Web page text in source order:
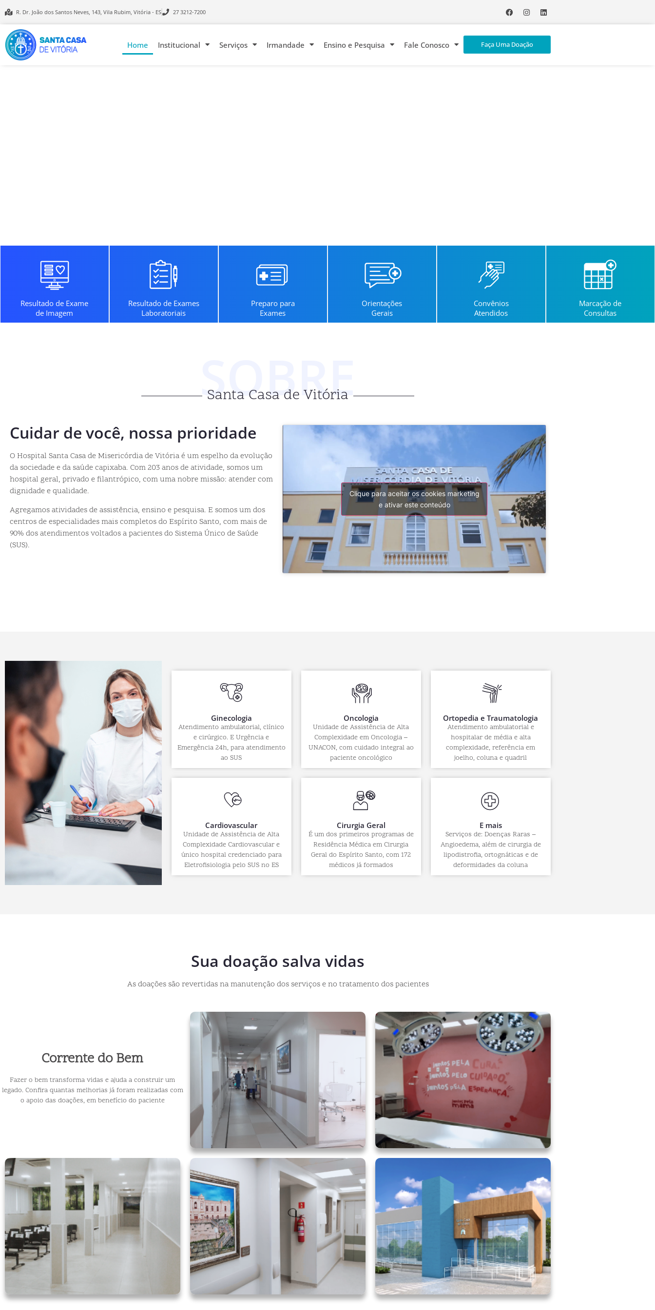
R. Dr. João dos Santos Neves, 143, Vila Rubim, Vitória - ES 27 3212-7200
Home Institucional Serviços Irmandade Ensino e Pesquisa Fale Conosco Faça Uma Doação
Resultado de Exame
de Imagem
Resultado de Exames
Laboratoriais
Preparo para
Exames
Orientações
Gerais
Convênios
Atendidos
Marcação de
Consultas
SOBRE
Santa Casa de Vitória
Cuidar de você, nossa prioridade
O Hospital Santa Casa de Misericórdia de Vitória é um espelho da evolução
da sociedade e da saúde capixaba. Com 203 anos de atividade, somos um
hospital geral, privado e filantrópico, com uma nobre missão: atender com
dignidade e qualidade.
Agregamos atividades de assistência, ensino e pesquisa. E somos um dos
centros de especialidades mais completos do Espírito Santo, com mais de
90% dos atendimentos voltados a pacientes do Sistema Único de Saúde
(SUS).
Clique para aceitar os cookies marketing
e ativar este conteúdo
Ginecologia
Atendimento ambulatorial, clínico
e cirúrgico. E Urgência e
Emergência 24h, para atendimento
ao SUS
Oncologia
Unidade de Assistência de Alta
Complexidade em Oncologia –
UNACON, com cuidado integral ao
paciente oncológico
Ortopedia e Traumatologia
Atendimento ambulatorial e
hospitalar de média e alta
complexidade, referência em
joelho, coluna e quadril
Cardiovascular
Unidade de Assistência de Alta
Complexidade Cardiovascular e
único hospital credenciado para
Eletrofisiologia pelo SUS no ES
Cirurgia Geral
É um dos primeiros programas de
Residência Médica em Cirurgia
Geral do Espírito Santo, com 172
médicos já formados
E mais
Serviços de: Doenças Raras –
Angioedema, além de cirurgia de
lipodistrofia, ortognáticas e de
deformidades da coluna
Sua doação salva vidas
As doações são revertidas na manutenção dos serviços e no tratamento dos pacientes
Corrente do Bem
Fazer o bem transforma vidas e ajuda a construir um
legado. Confira quantas melhorias já foram realizadas com
o apoio das doações, em benefício do paciente